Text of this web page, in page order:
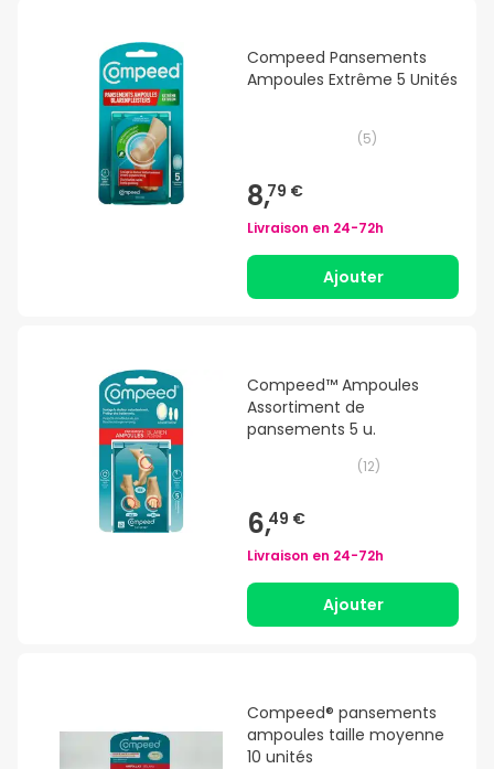
Compeed Pansements
Ampoules Extrême 5 Unités
(5)
8,79 €
Livraison en 24-72h
Ajouter
Compeed™ Ampoules
Assortiment de
pansements 5 u.
(12)
6,49 €
Livraison en 24-72h
Ajouter
Compeed® pansements
ampoules taille moyenne
10 unités